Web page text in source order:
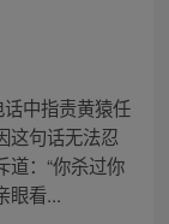
中指责黄猿任
这句话无法忍
道：“你杀过你
眼看...